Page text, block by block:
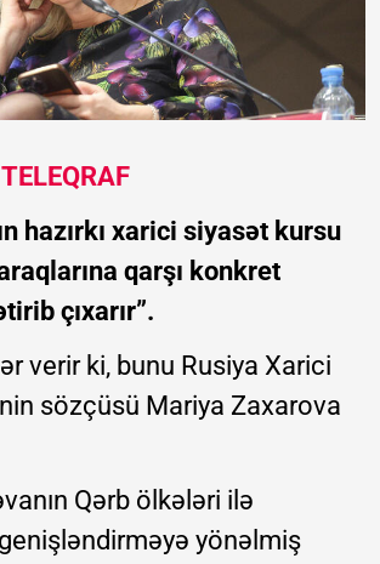
TELEQRAF
hazırkı xarici siyasət kursu
qarşı konkret
çıxarır”.
verir ki, bunu Rusiya Xarici
sözçüsü Mariya Zaxarova
Qərb ölkələri ilə
genişləndirməyə yönəlmiş